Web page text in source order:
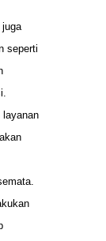
seperti
layanan